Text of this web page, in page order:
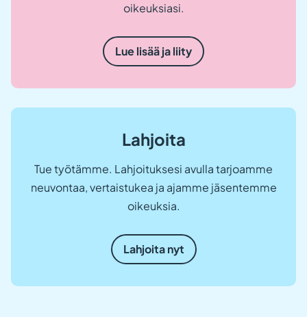
oikeuksiasi.
Lue lisää ja liity
Lahjoita
Tue työtämme. Lahjoituksesi avulla tarjoamme
neuvontaa, vertaistukea ja ajamme jäsentemme
oikeuksia.
Lahjoita nyt